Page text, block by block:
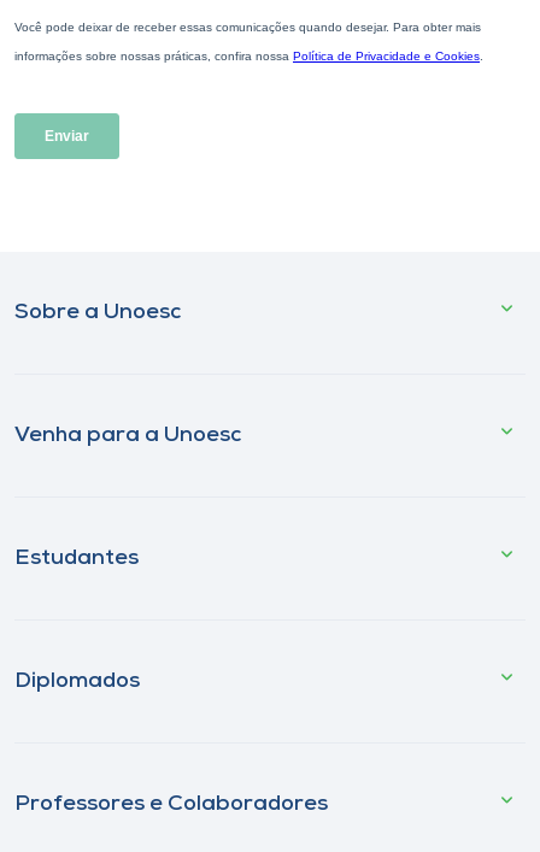
Sobre a Unoesc
Venha para a Unoesc
Estudantes
Diplomados
Professores e Colaboradores